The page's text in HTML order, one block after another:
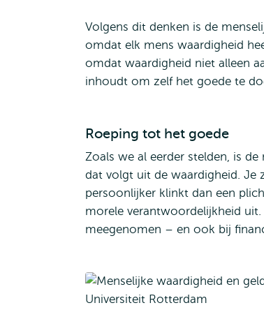
Volgens dit denken is de
omdat elk mens waardigheid
omdat waardigheid niet alleen
inhoudt om zelf het goede te
Roeping tot het goede
Zoals we al eerder stelden, is
dat volgt uit de waardigheid. Je
persoonlijker klinkt dan een
morele verantwoordelijkheid
meegenomen – en ook bij